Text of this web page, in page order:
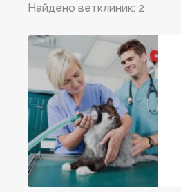
Найдено ветклиник: 2